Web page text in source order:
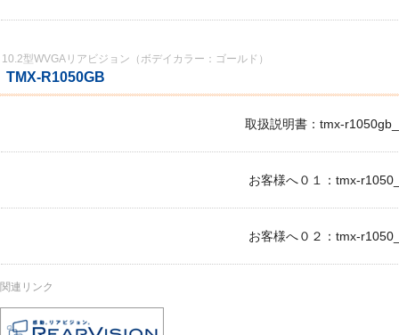
10.2型WVGAリアビジョン（ボデイカラー：ゴールド）
TMX-R1050GB
取扱説明書：tmx-
お客様へ０１：tmx-
お客様へ０２：tmx-
関連リンク